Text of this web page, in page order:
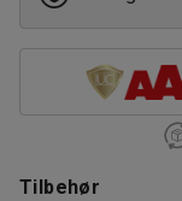
Tilbehør